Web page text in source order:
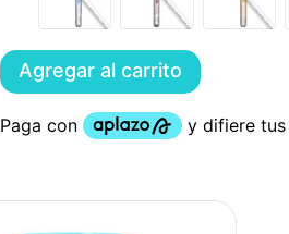
Agregar al carrito